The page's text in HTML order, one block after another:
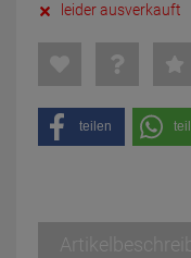
leider ausverkauft
teilen